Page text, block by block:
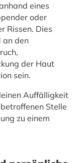
eines
oder
Rissen. Dies
an den
der Haut
sein.
Auffälligkeit
Stelle
zu einem